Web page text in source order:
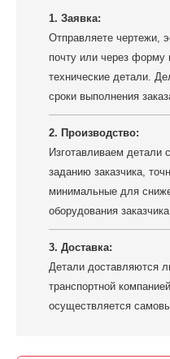
1. Заявка:
Отправляете чертежи,
почту или через форму
технические детали.
сроки выполнения
2. Производство:
Изготавливаем детали
заданию заказчика,
минимальные для
оборудования
3. Доставка:
Детали доставляются
транспортной
осуществляется